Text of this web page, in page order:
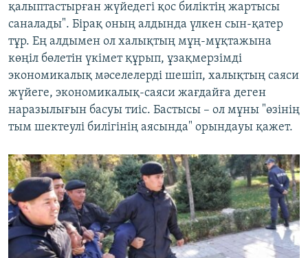
қалыптастырған жүйедегі қос биліктің жартысы
саналады". Бірақ оның алдында үлкен сын-қатер
тұр. Ең алдымен ол халықтың мұң-мұқтажына
көңіл бөлетін үкімет құрып, ұзақмерзімді
экономикалық мәселелерді шешіп, халықтың саяси
жүйеге, экономикалық-саяси жағдайға деген
наразылығын басуы тиіс. Бастысы – ол мұны "өзінің
тым шектеулі билігінің аясында" орындауы қажет.